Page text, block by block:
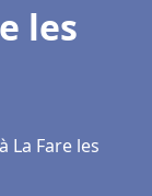
les
Fare les